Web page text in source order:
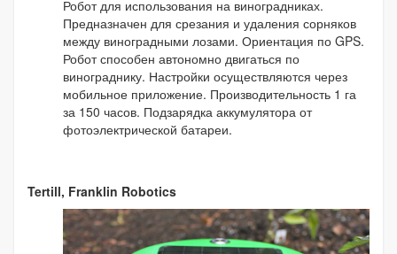
Робот для использования на виноградниках.
Предназначен для срезания и удаления сорняков
между виноградными лозами. Ориентация по GPS.
Робот способен автономно двигаться по
винограднику. Настройки осуществляются через
мобильное приложение. Производительность 1 га
за 150 часов. Подзарядка аккумулятора от
фотоэлектрической батареи.
Tertill, Franklin Robotics